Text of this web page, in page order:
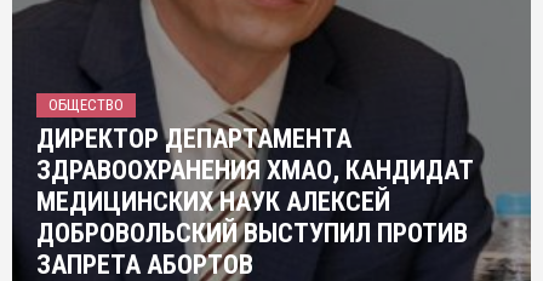
ОБЩЕСТВО
ДИРЕКТОР ДЕПАРТАМЕНТА
ЗДРАВООХРАНЕНИЯ ХМАО, КАНДИДАТ
МЕДИЦИНСКИХ НАУК АЛЕКСЕЙ
ДОБРОВОЛЬСКИЙ ВЫСТУПИЛ ПРОТИВ
ЗАПРЕТА АБОРТОВ